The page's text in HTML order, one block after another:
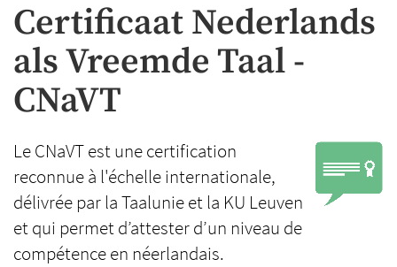
Certificaat Nederlands
als Vreemde Taal -
CNaVT
Le CNaVT est une certification
reconnue à l'échelle internationale,
délivrée par la Taalunie et la KU Leuven
et qui permet d’attester d’un niveau de
compétence en néerlandais.